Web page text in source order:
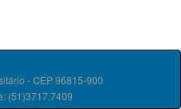
- CEP 96815-900
(51)3717.7409